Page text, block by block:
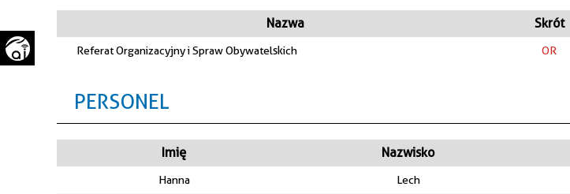
Nazwa Skrót
Referat Organizacyjny i Spraw Obywatelskich OR
PERSONEL
Imię Nazwisko
Hanna Lech